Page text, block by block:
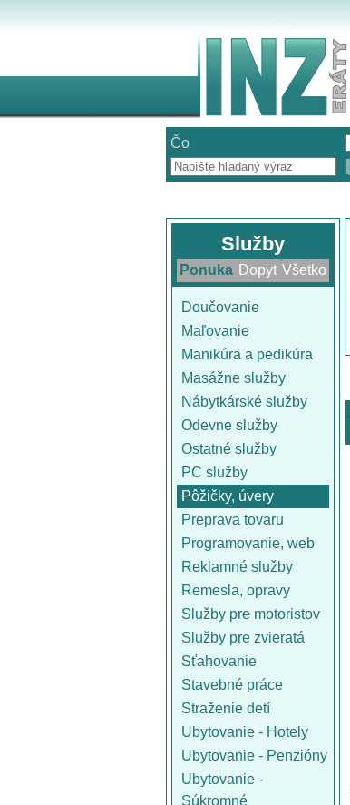
Čo
Služby
Ponuka Dopyt Všetko
Doučovanie
Maľovanie
Manikúra a pedikúra
Masážne služby
Nábytkárské služby
Odevne služby
Ostatné služby
PC služby
Pôžičky, úvery
Preprava tovaru
Programovanie, web
Reklamné služby
Remesla, opravy
Služby pre motoristov
Služby pre zvieratá
Sťahovanie
Stavebné práce
Straženie detí
Ubytovanie - Hotely
Ubytovanie - Penzióny
Ubytovanie -
Súkromné